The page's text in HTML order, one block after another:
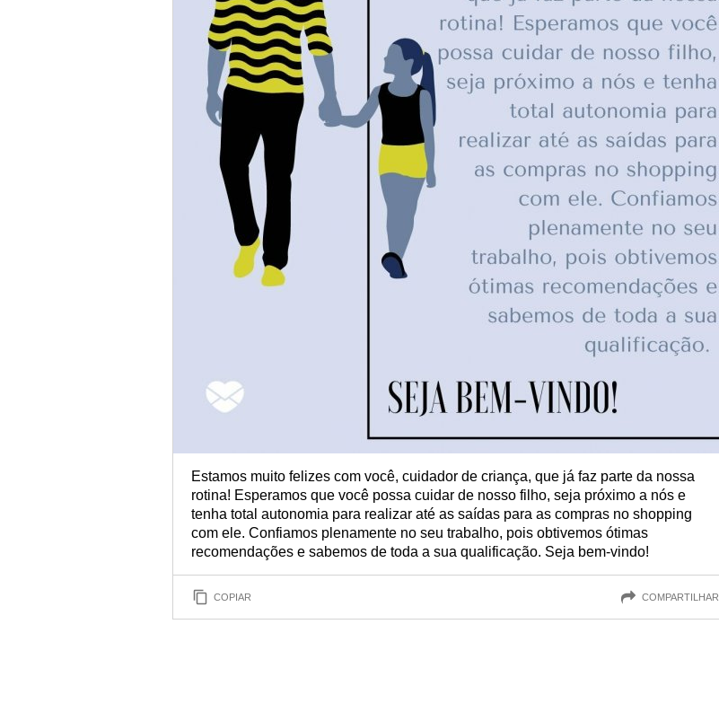
Estamos muito felizes com você, cuidador de criança, que já faz parte da nossa
rotina! Esperamos que você possa cuidar de nosso filho, seja próximo a nós e
tenha total autonomia para realizar até as saídas para as compras no shopping
com ele. Confiamos plenamente no seu trabalho, pois obtivemos ótimas
recomendações e sabemos de toda a sua qualificação. Seja bem-vindo!
COPIAR COMPARTILHAR